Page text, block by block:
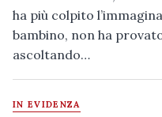
ha più colpito
bambino, non ha
ascoltando…
IN EVIDENZA